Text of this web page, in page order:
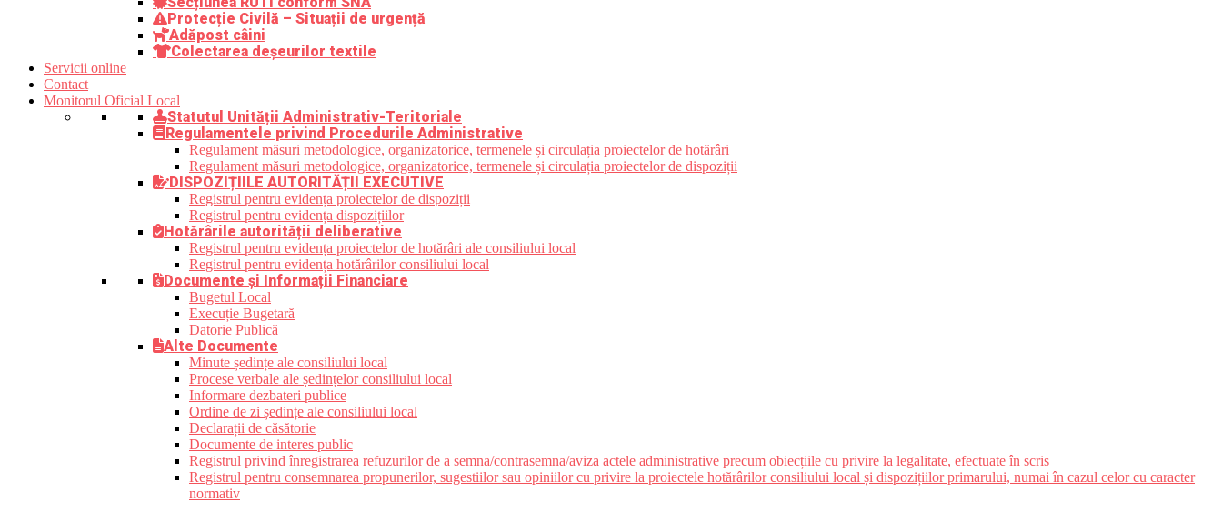
Protecție Civilă – Situații de urgență
Adăpost câini
Colectarea deșeurilor textile
Servicii online
Contact
Monitorul Oficial Local
Statutul Unității Administrativ-Teritoriale
Regulamentele privind Procedurile Administrative
Regulament măsuri metodologice, organizatorice, termenele și circulația proiectelor de hotărâri
Regulament măsuri metodologice, organizatorice, termenele și circulația proiectelor de dispoziții
DISPOZIȚIILE AUTORITĂȚII EXECUTIVE
Registrul pentru evidența proiectelor de dispoziții
Registrul pentru evidența dispozițiilor
Hotărârile autorității deliberative
Registrul pentru evidența proiectelor de hotărâri ale consiliului local
Registrul pentru evidența hotărârilor consiliului local
Documente și Informații Financiare
Bugetul Local
Execuție Bugetară
Datorie Publică
Alte Documente
Minute ședințe ale consiliului local
Procese verbale ale ședințelor consiliului local
Informare dezbateri publice
Ordine de zi ședințe ale consiliului local
Declarații de căsătorie
Documente de interes public
Registrul privind înregistrarea refuzurilor de a semna/contrasemna/aviza actele administrative precum obiecțiile cu privire la legalitate, efectuate în scris
Registrul pentru consemnarea propunerilor, sugestiilor sau opiniilor cu privire la proiectele hotărârilor consiliului local și dispozițiilor primarului, numai în cazul celor cu caracter
normativ